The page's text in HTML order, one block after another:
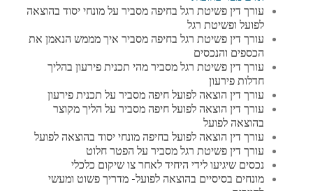
עורך דין פשיטת רגל בחיפה מסביר על מונחי יסוד בהוצאה
לפועל ופשיטת רגל
עורך דין פשיטת רגל בחיפה מסביר איך מממש הנאמן את
הכספים והנכסים
עורך דין פשיטת רגל מסביר מהי תכנית פירעון בהליך
חדלות פירעון
עורך דין הוצאה לפועל חיפה מסביר על תכנית פירעון
עורך דין הוצאה לפועל חיפה מסביר על הליך מקוצר
בהוצאה לפועל
עורך דין הוצאה לפועל בחיפה מונחי יסוד בהוצאה לפועל
עורך דין פשיטת רגל מסביר על הפטר חלוט
נכסים שיגיעו לידי היחיד לאחר צו שיקום כלכלי
מונחים בסיסיים בהוצאה לפועל- מדריך פשוט ומעשי